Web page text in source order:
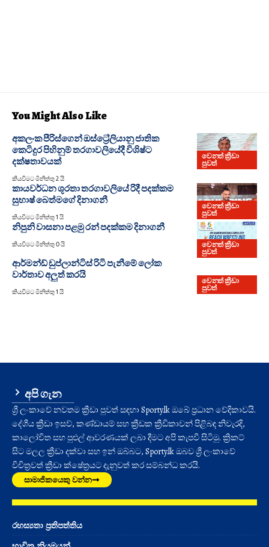
You Might Also Like
වෙනත් ක්‍රීඩා
පුවත්
අකලංක පීරිස්ගෙන් ඔස්ට්‍රේලියානු ජාතික
කෙටිදුර පිහිනුම් තරගාවලියේදී විශිෂ්ට
දක්ෂතාවයක්
කියවීමට මිනිත්තු 2 යි
වෙනත් ක්‍රීඩා
පුවත්
කායවර්ධන ශූරතා තරගාවලියේ රිදී පදක්කම
සුභාෂ් බෙත්මගේ දිනාගනී
කියවීමට මිනිත්තු 1 යි
වෙනත් ක්‍රීඩා
පුවත්
නිපුනි වාසනා පළමු රන් පදක්කම දිනාගනී
කියවීමට මිනිත්තු 0 යි
වෙනත් ක්‍රීඩා
පුවත්
ආර්මන්ඩ් ඩුප්ලාන්ටිස් රිටි පැනීමේ ලෝක
වාර්තාව අලුත් කරයි
කියවීමට මිනිත්තු 1 යි
අපි ගැන
ශ්‍රී ලංකාවේ නවතම ක්‍රීඩා පුවත් සඳහා Sporty.lk ඔබේ ප්‍රධාන වේදිකාවයි.
දේශීය ක්‍රීඩා ඉසව්, කණ්ඩායම් සහ ක්‍රීඩක ක්‍රීඩිකාවන් පිළිබඳ නිවැරදි,
කාලෝචිත සහ පුළුල් ආවරණයක් ලබා දීමට අපි කැපවී සිටිමු. ක්‍රිකට්
සිට මලල ක්‍රීඩා දක්වා සහ ඉන් ඔබ්බට, Sporty.lk ඔබව ශ්‍රී ලංකාවේ
විචිත්‍රවත් ක්‍රීඩා ක්ෂේත්‍රයට දැනුවත් කර සම්බන්ධ කරයි.
සාමාජිකයෙකු වන්න
රහස්‍යතා ප්‍රතිපත්තිය